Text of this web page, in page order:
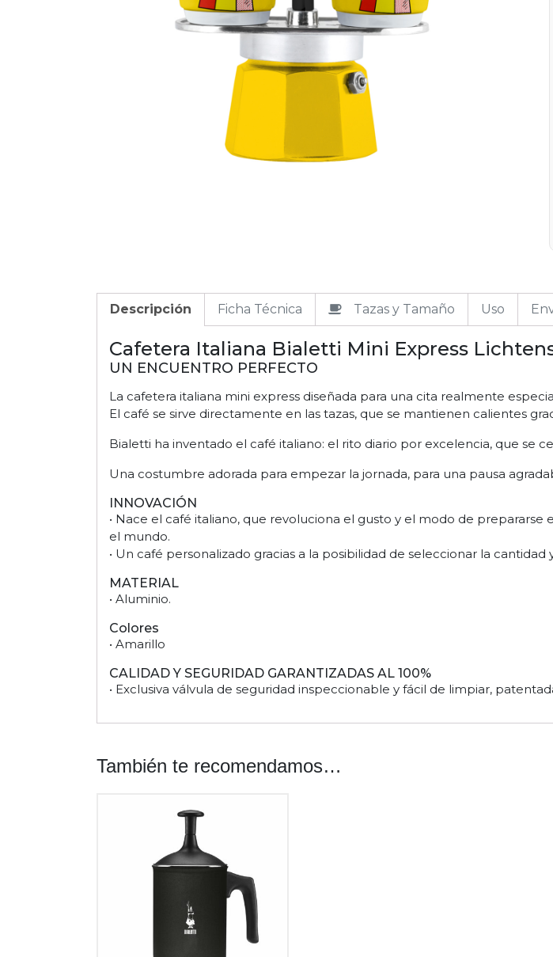
Descripción Ficha Técnica Tazas y Tamaño Uso
Cafetera Italiana Bialetti Mini Express
UN ENCUENTRO PERFECTO
La cafetera italiana mini express diseñada para una cita realmente
El café se sirve directamente en las tazas, que se mantienen calientes
Bialetti ha inventado el café italiano: el rito diario por excelencia, que se
Una costumbre adorada para empezar la jornada, para una pausa
INNOVACIÓN
• Nace el café italiano, que revoluciona el gusto y el modo de
el mundo.
• Un café personalizado gracias a la posibilidad de seleccionar la
MATERIAL
• Aluminio.
Colores
• Amarillo
CALIDAD Y SEGURIDAD GARANTIZADAS AL 100%
• Exclusiva válvula de seguridad inspeccionable y fácil de limpiar,
También te recomendamos…